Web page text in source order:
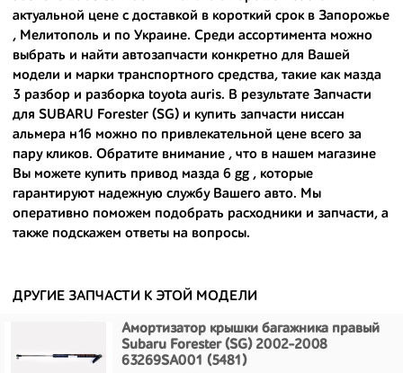
автомобилей, то консультанты нашего интернет-магазина
подберут вам товар и укомплектуют партию. Также мы поможем с
правильным выбором по каталогу автозапчастей.
Купить комплектующие для авто с разборки – хорошее решение.
Ведь наши запчасти:
- доступные по цене;
- сняты только с автомобилей, которые ездили по превосходным
европейским и японским дорогам;
- имеют большой запас прочности и невыробатанный ресурс, и
долго прослужат вам.
актуальной цене с доставкой в короткий срок в Запорожье
, Мелитополь и по Украине. Среди ассортимента можно
выбрать и найти автозапчасти конкретно для Вашей
модели и марки транспортного средства, такие как мазда
3 разбор и разборка toyota auris. В результате Запчасти
для SUBARU Forester (SG) и купить запчасти ниссан
альмера н16 можно по привлекательной цене всего за
пару кликов. Обратите внимание , что в нашем магазине
Вы можете купить привод мазда 6 gg , которые
гарантируют надежную службу Вашего авто. Мы
оперативно поможем подобрать расходники и запчасти, а
также подскажем ответы на вопросы.
ДРУГИЕ ЗАПЧАСТИ К ЭТОЙ МОДЕЛИ
Амортизатор крышки багажника правый
Subaru Forester (SG) 2002-2008
63269SA001 (5481)